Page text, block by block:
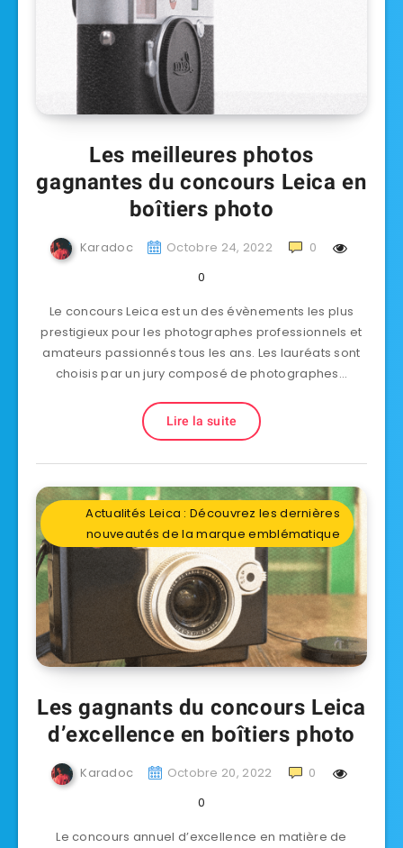
Les meilleures photos
gagnantes du concours Leica en
boîtiers photo
Karadoc Octobre 24, 2022
0
0
Le concours Leica est un des évènements les plus
prestigieux pour les photographes professionnels et
amateurs passionnés tous les ans. Les lauréats sont
choisis par un jury composé de photographes…
Lire la suite
Actualités Leica : Découvrez les dernières
nouveautés de la marque emblématique
Les gagnants du concours Leica
d’excellence en boîtiers photo
Karadoc Octobre 20, 2022
0
0
Le concours annuel d’excellence en matière de